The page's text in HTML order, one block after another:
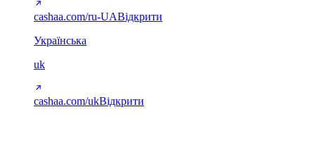
cashaa.com/ru-UAВідкрити
Українська
uk
cashaa.com/ukВідкрити